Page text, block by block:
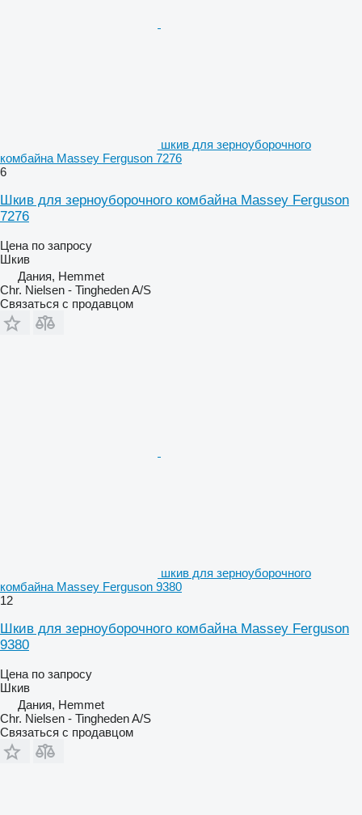
шкив для зерноуборочного
комбайна Massey Ferguson 7276
6
Шкив для зерноуборочного комбайна Massey Ferguson
7276
Цена по запросу
Шкив
Дания, Hemmet
Chr. Nielsen - Tingheden A/S
Связаться с продавцом
шкив для зерноуборочного
комбайна Massey Ferguson 9380
12
Шкив для зерноуборочного комбайна Massey Ferguson
9380
Цена по запросу
Шкив
Дания, Hemmet
Chr. Nielsen - Tingheden A/S
Связаться с продавцом